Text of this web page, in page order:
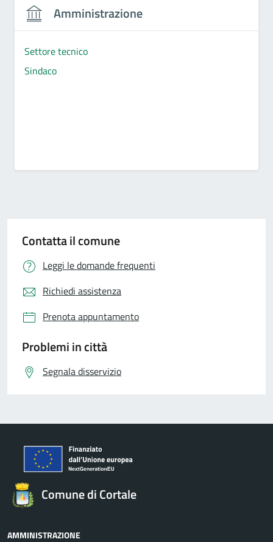
Amministrazione
Settore tecnico
Sindaco
Contatta il comune
Leggi le domande frequenti
Richiedi assistenza
Prenota appuntamento
Problemi in città
Segnala disservizio
Comune di Cortale
AMMINISTRAZIONE